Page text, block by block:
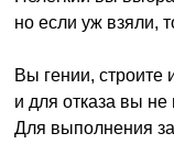
но если уж взяли,
Вы гении, строите
и для отказа вы
Для выполнения